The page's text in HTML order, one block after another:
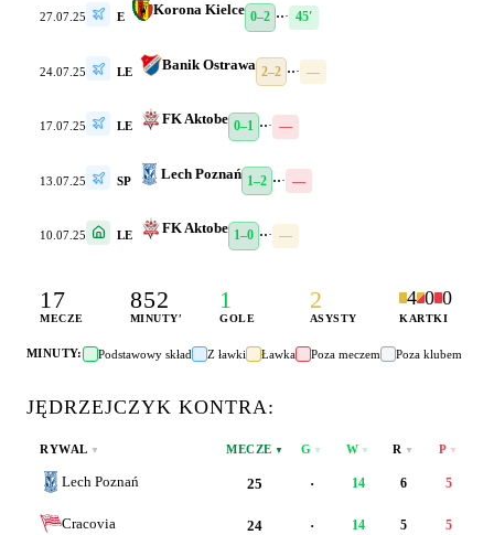
27.07.25 E Korona Kielce 0–2 ··· 45′
24.07.25 LE Banik Ostrawa 2–2 ··· —
17.07.25 LE FK Aktobe 0–1 ··· —
13.07.25 SP Lech Poznań 1–2 ··· —
10.07.25 LE FK Aktobe 1–0 ··· —
17
MECZE
852
MINUTY′
1
GOLE
2
ASYSTY
4 0 0
KARTKI
MINUTY: Podstawowy skład Z ławki Ławka Poza meczem Poza klubem
JĘDRZEJCZYK KONTRA:
RYWAL ▼ MECZE ▼ G ▼ W ▼ R ▼ P ▼
Lech Poznań 25 · 14 6 5
Cracovia 24 · 14 5 5